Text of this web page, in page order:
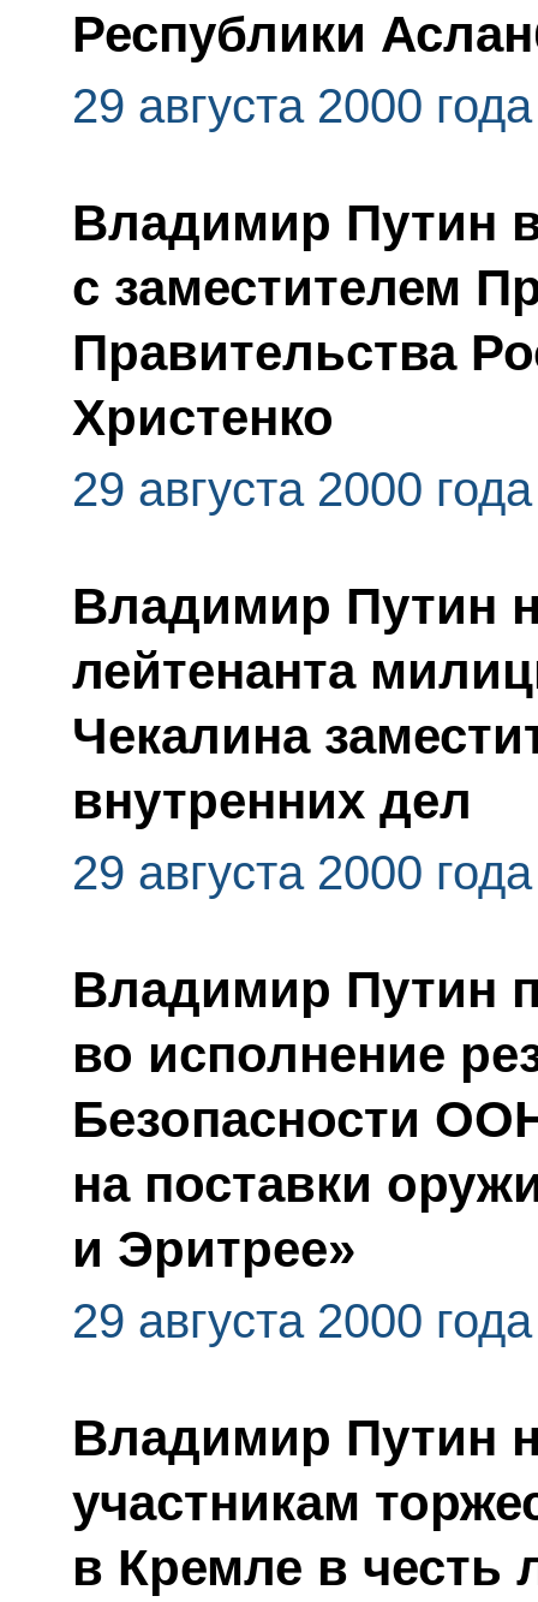
Республики
29 августа 2000 года
Владимир Путин
с заместителем
Правительства
Христенко
29 августа 2000 года
Владимир Путин
лейтенанта
Чекалина
внутренних дел
29 августа 2000 года
Владимир Путин
во исполнение
Безопасности
на поставки
и Эритрее»
29 августа 2000 года
Владимир Путин
участникам
в Кремле в честь